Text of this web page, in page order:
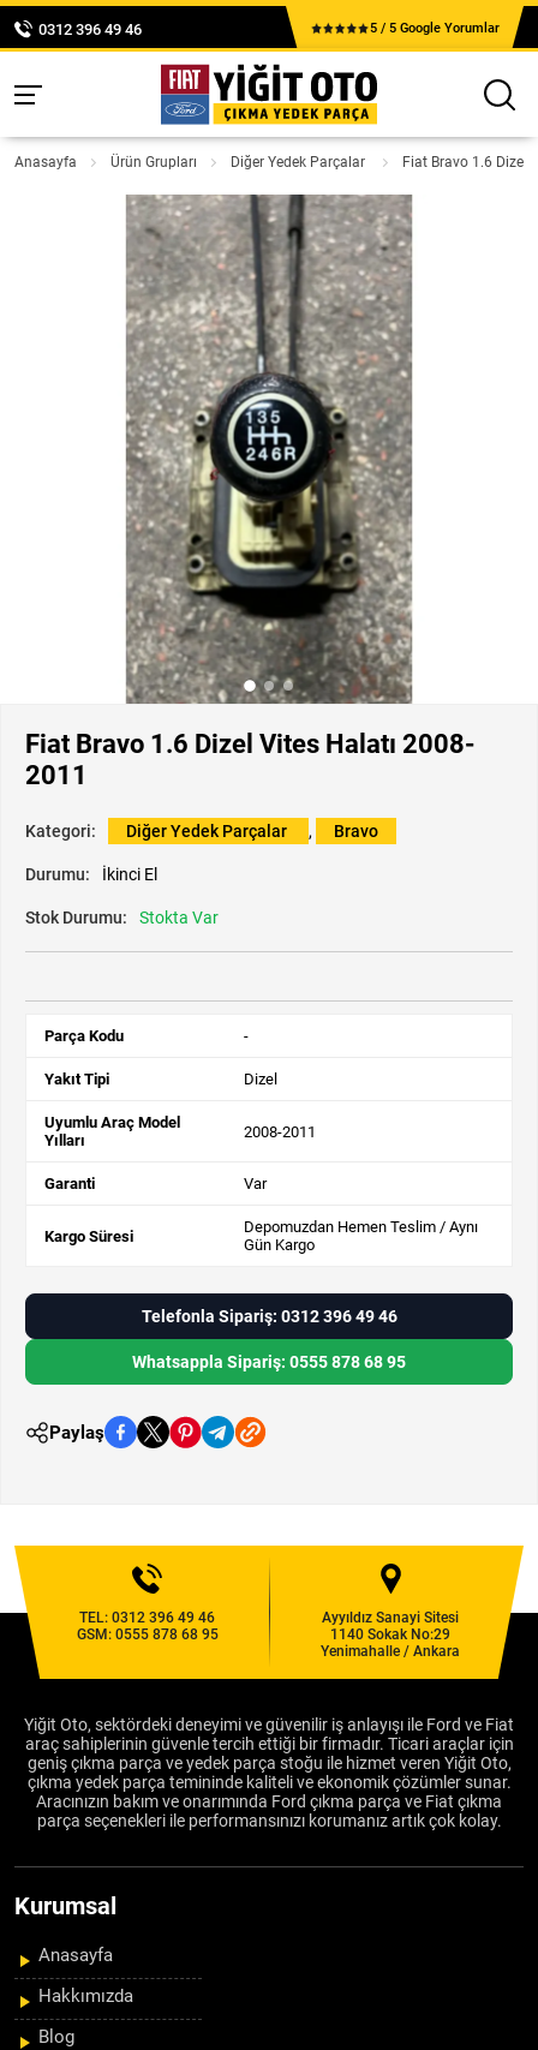
0312 396 49 46 5 / 5 Google Yorumlar
Anasayfa Ürün Grupları Diğer Yedek Parçalar Fiat Bravo 1.6 Dizel
Fiat Bravo 1.6 Dizel Vites Halatı 2008-
2011
Kategori: Diğer Yedek Parçalar , Bravo
Durumu: İkinci El
Stok Durumu: Stokta Var
Parça Kodu -
Yakıt Tipi Dizel
Uyumlu Araç Model
Yılları
2008-2011
Garanti Var
Kargo Süresi
Depomuzdan Hemen Teslim / Aynı
Gün Kargo
Telefonla Sipariş: 0312 396 49 46
Whatsappla Sipariş: 0555 878 68 95
Paylaş
TEL:0312 396 49 46
GSM: 0555 878 68 95
Ayyıldız Sanayi Sitesi
1140 Sokak No:29
Yenimahalle / Ankara
Yiğit Oto, sektördeki deneyimi ve güvenilir iş anlayışı ile Ford ve Fiat
araç sahiplerinin güvenle tercih ettiği bir firmadır. Ticari araçlar için
geniş çıkma parça ve yedek parça stoğu ile hizmet veren Yiğit Oto,
çıkma yedek parça temininde kaliteli ve ekonomik çözümler sunar.
Aracınızın bakım ve onarımında Ford çıkma parça ve Fiat çıkma
parça seçenekleri ile performansınızı korumanız artık çok kolay.
Kurumsal
Anasayfa
Hakkımızda
Blog